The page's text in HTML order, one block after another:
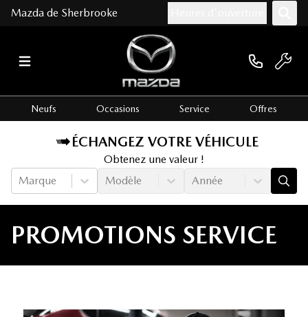
Mazda de Sherbrooke
Neufs Occasions Service Offres
ÉCHANGEZ VOTRE VÉHICULE
Obtenez une valeur !
Marque
Modèle Année
PROMOTIONS SERVICE